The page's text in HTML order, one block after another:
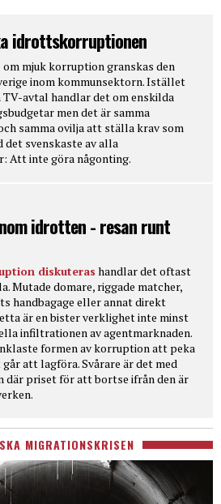
idrottskorruptionen
om mjuk korruption granskas den
inom kommunsektorn. Istället
avtal handlar det om enskilda
men det är samma
samma ovilja att ställa krav som
det svenskaste av alla
Att inte göra någonting.
idrotten - resan runt
diskuteras handlar det oftast
Mutade domare, riggade matcher,
handbagage eller annat direkt
är en bister verklighet inte minst
infiltrationen av agentmarknaden.
formen av korruption att peka
att lagföra. Svårare är det med
där priset för att bortse ifrån den är
MIGRATIONSKRISEN